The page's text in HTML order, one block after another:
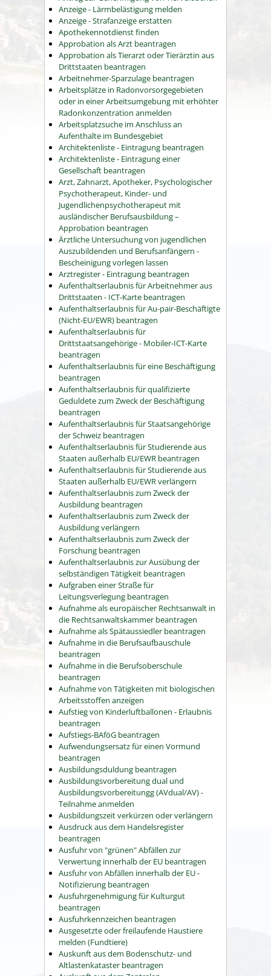
Anzeige - Lärmbelästigung melden
Anzeige - Strafanzeige erstatten
Apothekennotdienst finden
Approbation als Arzt beantragen
Approbation als Tierarzt oder Tierärztin aus
Drittstaaten beantragen
Arbeitnehmer-Sparzulage beantragen
Arbeitsplätze in Radonvorsorgegebieten
oder in einer Arbeitsumgebung mit erhöhter
Radonkonzentration anmelden
Arbeitsplatzsuche im Anschluss an
Aufenthalte im Bundesgebiet
Architektenliste - Eintragung beantragen
Architektenliste - Eintragung einer
Gesellschaft beantragen
Arzt, Zahnarzt, Apotheker, Psychologischer
Psychotherapeut, Kinder- und
Jugendlichenpsychotherapeut mit
ausländischer Berufsausbildung –
Approbation beantragen
Ärztliche Untersuchung von jugendlichen
Auszubildenden und Berufsanfängern -
Bescheinigung vorlegen lassen
Arztregister - Eintragung beantragen
Aufenthaltserlaubnis für Arbeitnehmer aus
Drittstaaten - ICT-Karte beantragen
Aufenthaltserlaubnis für Au-pair-Beschäftigte
(Nicht-EU/EWR) beantragen
Aufenthaltserlaubnis für
Drittstaatsangehörige - Mobiler-ICT-Karte
beantragen
Aufenthaltserlaubnis für eine Beschäftigung
beantragen
Aufenthaltserlaubnis für qualifizierte
Geduldete zum Zweck der Beschäftigung
beantragen
Aufenthaltserlaubnis für Staatsangehörige
der Schweiz beantragen
Aufenthaltserlaubnis für Studierende aus
Staaten außerhalb EU/EWR beantragen
Aufenthaltserlaubnis für Studierende aus
Staaten außerhalb EU/EWR verlängern
Aufenthaltserlaubnis zum Zweck der
Ausbildung beantragen
Aufenthaltserlaubnis zum Zweck der
Ausbildung verlängern
Aufenthaltserlaubnis zum Zweck der
Forschung beantragen
Aufenthaltserlaubnis zur Ausübung der
selbständigen Tätigkeit beantragen
Aufgraben einer Straße für
Leitungsverlegung beantragen
Aufnahme als europäischer Rechtsanwalt in
die Rechtsanwaltskammer beantragen
Aufnahme als Spätaussiedler beantragen
Aufnahme in die Berufsaufbauschule
beantragen
Aufnahme in die Berufsoberschule
beantragen
Aufnahme von Tätigkeiten mit biologischen
Arbeitsstoffen anzeigen
Aufstieg von Kinderluftballonen - Erlaubnis
beantragen
Aufstiegs-BAföG beantragen
Aufwendungsersatz für einen Vormund
beantragen
Ausbildungsduldung beantragen
Ausbildungsvorbereitung dual und
Ausbildungsvorbereitungg (AVdual/AV) -
Teilnahme anmelden
Ausbildungszeit verkürzen oder verlängern
Ausdruck aus dem Handelsregister
beantragen
Ausfuhr von "grünen" Abfällen zur
Verwertung innerhalb der EU beantragen
Ausfuhr von Abfällen innerhalb der EU -
Notifizierung beantragen
Ausfuhrgenehmigung für Kulturgut
beantragen
Ausfuhrkennzeichen beantragen
Ausgesetzte oder freilaufende Haustiere
melden (Fundtiere)
Auskunft aus dem Bodenschutz- und
Altlastenkataster beantragen